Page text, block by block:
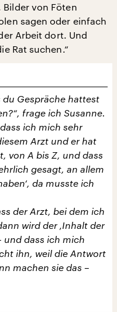
von Föten
sagen oder einfach
Arbeit dort. Und
Rat suchen.“
du Gespräche hattest
frage ich Susanne.
ich mich sehr
Arzt und er hat
von A bis Z, und dass
gesagt, an allem
da musste ich
der Arzt, bei dem ich
wird der ‚Inhalt der
und dass ich mich
ihn, weil die Antwort
machen sie das –